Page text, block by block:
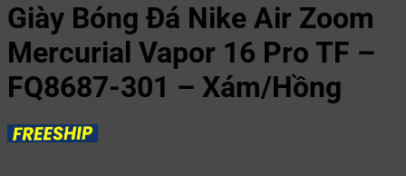
Giày Bóng Đá Nike Air Zoom
Mercurial Vapor 16 Pro TF –
FQ8687-301 – Xám/Hồng